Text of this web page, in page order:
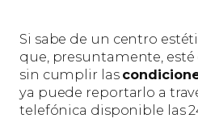
Si sabe de un centro
que, presuntamente,
sin cumplir las
ya puede reportarlo a
telefónica disponible las